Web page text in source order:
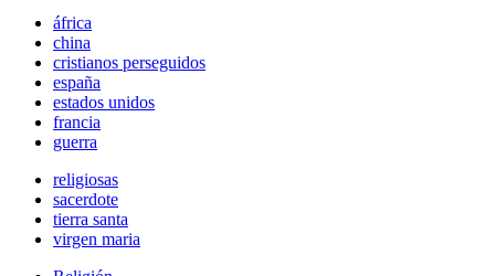
áfrica
china
cristianos perseguidos
españa
estados unidos
francia
guerra
religiosas
sacerdote
tierra santa
virgen maria